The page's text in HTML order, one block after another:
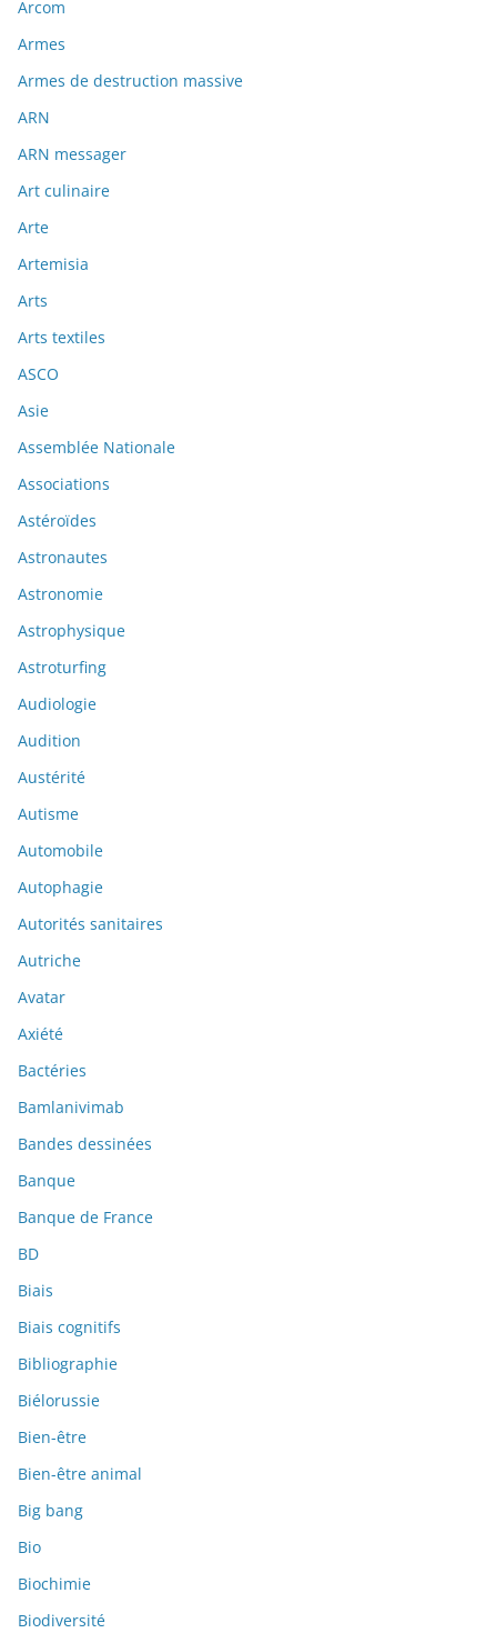
Arcom
Armes
Armes de destruction massive
ARN
ARN messager
Art culinaire
Arte
Artemisia
Arts
Arts textiles
ASCO
Asie
Assemblée Nationale
Associations
Astéroïdes
Astronautes
Astronomie
Astrophysique
Astroturfing
Audiologie
Audition
Austérité
Autisme
Automobile
Autophagie
Autorités sanitaires
Autriche
Avatar
Axiété
Bactéries
Bamlanivimab
Bandes dessinées
Banque
Banque de France
BD
Biais
Biais cognitifs
Bibliographie
Biélorussie
Bien-être
Bien-être animal
Big bang
Bio
Biochimie
Biodiversité